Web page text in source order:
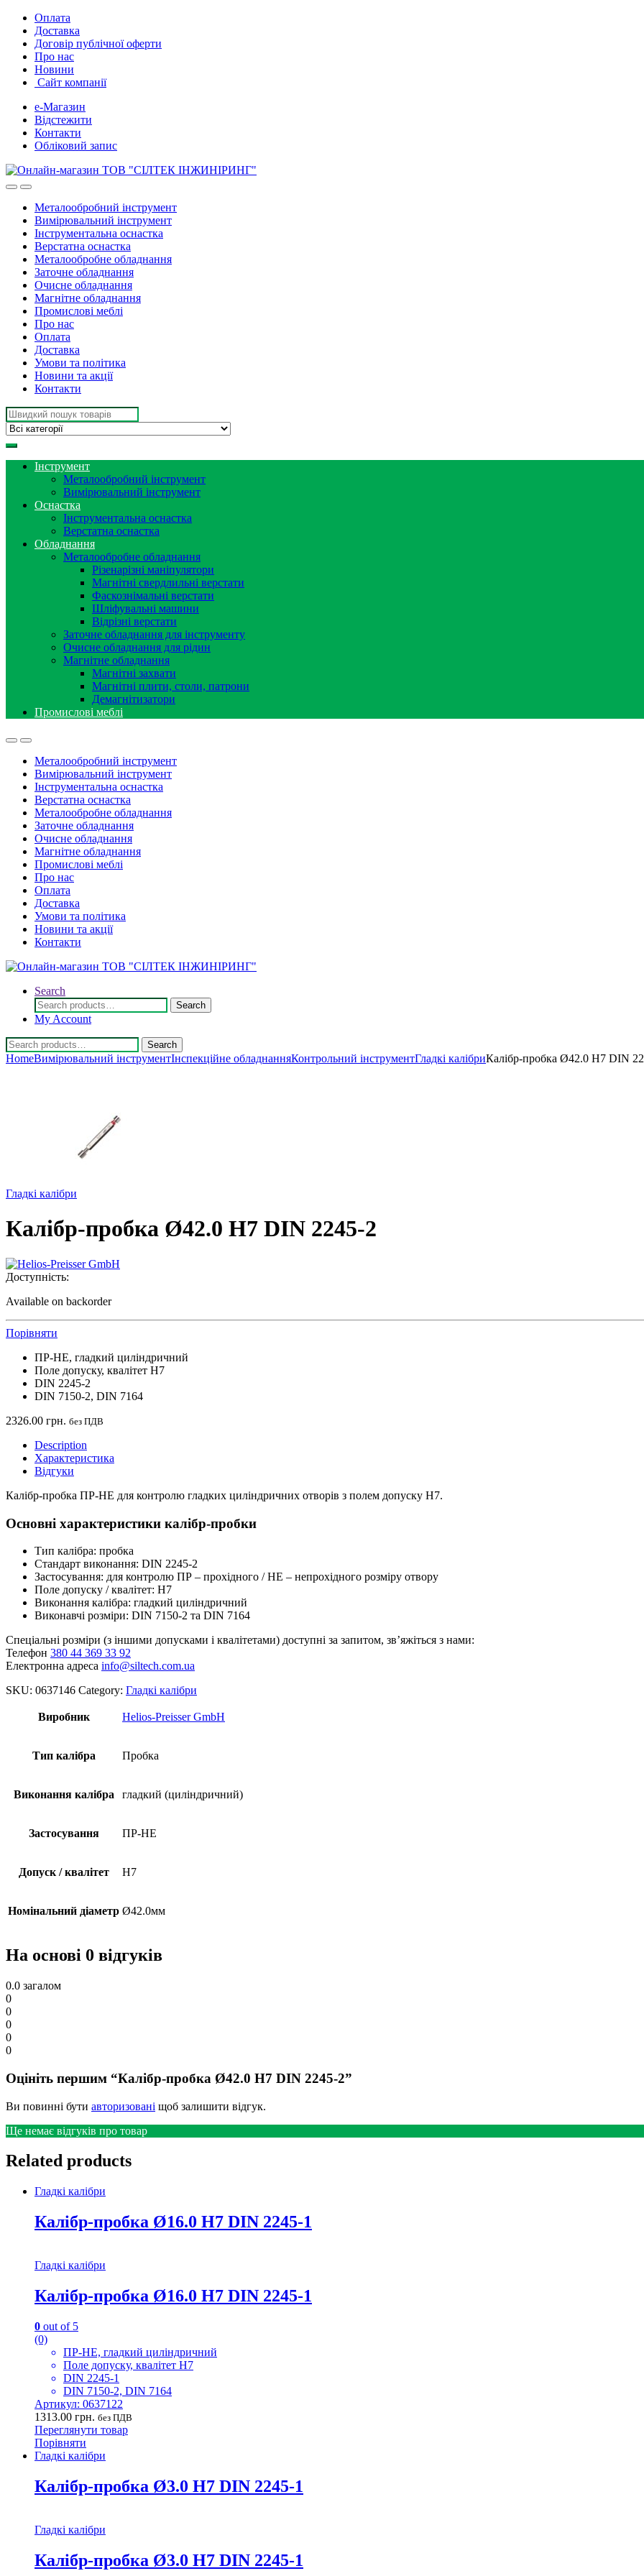
Skip
navigation
Skip
content
Оплата
Доставка
Договір публічної оферти
Про нас
Новини
Сайт компанії
е-Магазин
Відстежити
Контакти
Обліковий запис
Металообробний інструмент
Вимірювальний інструмент
Інструментальна оснастка
Верстатна оснастка
Металообробне обладнання
Заточне обладнання
Очисне обладнання
Магнітне обладнання
Промислові меблі
Про нас
Оплата
Доставка
Умови та політика
Новини та акції
Контакти
Search
for:
Інструмент
Металообробний інструмент
Вимірювальний інструмент
Оснастка
Інструментальна оснастка
Верстатна оснастка
Обладнання
Металообробне обладнання
Різенарізні маніпулятори
Магнітні свердлильні верстати
Фаскознімальні верстати
Шліфувальні машини
Відрізні верстати
Заточне обладнання для інструменту
Очисне обладнання для рідин
Магнітне обладнання
Магнітні захвати
Магнітні плити, столи, патрони
Демагнітизатори
Промислові меблі
Металообробний інструмент
Вимірювальний інструмент
Інструментальна оснастка
Верстатна оснастка
Металообробне обладнання
Заточне обладнання
Очисне обладнання
Магнітне обладнання
Промислові меблі
Про нас
Оплата
Доставка
Умови та політика
Новини та акції
Контакти
Search
Search
for:
Search
My Account
Search
for:
Search
HomeВимірювальний інструментІнспекційне обладнанняКонтрольний інструментГладкі калібриКалібр-пробка Ø42.0 H7 DIN
Гладкі калібри
Калібр-пробка Ø42.0 H7 DIN 2245-2
Доступність:
Available on backorder
Порівняти
ПР-НЕ, гладкий циліндричний
Поле допуску, квалітет H7
DIN 2245-2
DIN 7150-2, DIN 7164
2326.00 грн. без ПДВ
Description
Характеристика
Відгуки
Калібр-пробка ПР-НЕ для контролю гладких циліндричних отворів з полем допуску H7.
Основні характеристики калібр-пробки
Тип калібра: пробка
Стандарт виконання: DIN 2245-2
Застосування: для контролю ПР – прохідного / НЕ – непрохідного розміру отвору
Поле допуску / квалітет: H7
Виконання калібра: гладкий циліндричний
Виконавчі розміри: DIN 7150-2 та DIN 7164
Спеціальні розміри (з іншими допусками і квалітетами) доступні за запитом, зв’яжіться з нами:
Телефон 380 44 369 33 92
Електронна адреса info@siltech.com.ua
SKU: 0637146 Category: Гладкі калібри
Виробник Helios-Preisser GmbH
Тип калібра Пробка
Виконання калібра гладкий (циліндричний)
Застосування ПР-НЕ
Допуск / квалітет H7
Номінальний діаметр Ø42.0мм
На основі 0 відгуків
0.0 загалом
0
0
0
0
0
Оцініть першим “Калібр-пробка Ø42.0 H7 DIN 2245-2”
Ви повинні бути авторизовані щоб залишити відгук.
Ще немає відгуків про товар
Related products
Гладкі калібри
Калібр-пробка Ø16.0 H7 DIN 2245-1
Гладкі калібри
Калібр-пробка Ø16.0 H7 DIN 2245-1
0 out of 5
(0)
ПР-НЕ, гладкий циліндричний
Поле допуску, квалітет H7
DIN 2245-1
DIN 7150-2, DIN 7164
Артикул: 0637122
1313.00 грн. без ПДВ
Переглянути товар
Порівняти
Гладкі калібри
Калібр-пробка Ø3.0 H7 DIN 2245-1
Гладкі калібри
Калібр-пробка Ø3.0 H7 DIN 2245-1